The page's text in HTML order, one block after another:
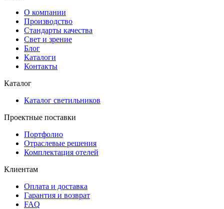
О компании
Производство
Стандарты качества
Свет и зрение
Блог
Каталоги
Контакты
Каталог
Каталог светильников
Проектные поставки
Портфолио
Отраслевые решения
Комплектация отелей
Клиентам
Оплата и доставка
Гарантия и возврат
FAQ